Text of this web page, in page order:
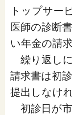
トップサー
医師の診断
い年金の請
繰り返し
請求書は初
提出しなけ
初診日が市